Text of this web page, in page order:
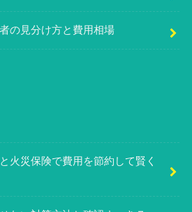
の見分け方と費用相場
火災保険で費用を節約して賢く